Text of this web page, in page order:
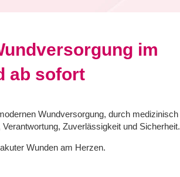
im
ab sofort
Wundversorgung, durch medizinisch
Zuverlässigkeit und Sicherheit.
Wunden am Herzen.